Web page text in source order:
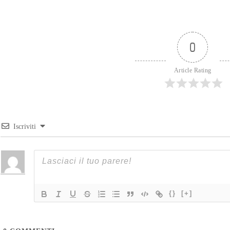
0
Article Rating
Iscriviti
{} [+]